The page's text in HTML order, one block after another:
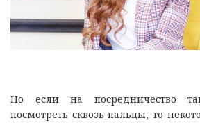
Но если на посредничество
посмотреть сквозь пальцы, то